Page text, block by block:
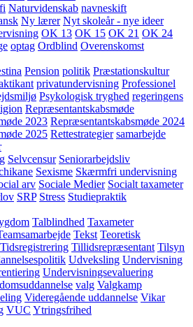
Naturvidenskab navneskift
Ny lærer Nyt skoleår - nye ideer
OK 13 OK 15 OK 21 OK 24
optag Ordblind Overenskomst
Pension politik Præstationskultur
privatundervisning Professionel
Psykologisk tryghed regeringens
Repræsentantskabsmøde
2023 Repræsentantskabsmøde 2024
2025 Rettestrategier samarbejde
Selvcensur Seniorarbejdsliv
Sexisme Skærmfri undervisning
arv Sociale Medier Socialt taxameter
SRP Stress Studiepraktik
Talblindhed Taxameter
Tekst Teoretisk
Tidsregistrering Tillidsrepræsentant Tilsyn
Udveksling Undervisning
Undervisningsevaluering
valg Valgkamp
Videregående uddannelse Vikar
VUC Ytringsfrihed